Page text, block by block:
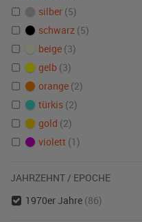
silber (5)
schwarz (5)
beige (3)
gelb (3)
orange (2)
türkis (2)
gold (2)
violett (1)
JAHRZEHNT / EPOCHE
1970er Jahre (86)